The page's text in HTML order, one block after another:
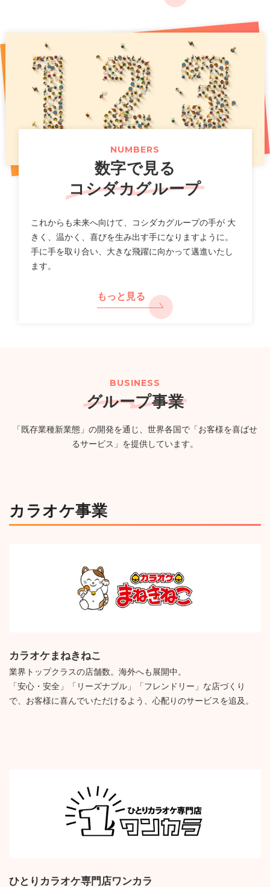
「令和８年熊本地震」義援金募金活動実施のお知らせ
（171KB）
2026年07月14日 PR
「カラオケまねきねこ」フィリピン出店に関するお知らせ
2026年07月10日 適時開示
2026年8月期第３四半期 決算補足説明資料
2026年07月10日 決算
2026年8月期 第３四半期決算短信〔日本基準〕(連結)
プレスリリース
現代人のストレスをカラオケで浄化 年末年始は “歌で厄祓
（891KB）
2025年11月07日 プレスリリース
新上位ブランド「カラオケ金のまねきねこ」で大人のカラ
一覧
ニュースリリース
【カラオケまねきねこ 千歳駅前店】8月7日17:00グランド
オープン！ 千歳駅出てすぐ！駅直下の好ロケーションで
お得な記念イベントも開催！
（661KB）
2026年07月31日 ニュースリリース
ンドオープン!札幌平岸エリアに新たなエンタメ空間が誕
生!
【カラオケまねきねこ 相模大野駅前店】 8 月 5 日 12:00
グランドオープン!プロ参戦のダーツイベントも開催!
（712KB）
ニュースリリース
【カラオケまねきねこ 古川台町店】7月30日 17:00 グラ
ンドオープン!おかしバーを宮城・大崎市初導入!来店する
NUMBERS
数字で見る
コシダカグループ
これからも未来へ向けて、コシダカグループの手が 大
きく、温かく、喜びを生み出す手になりますように。
手に手を取り合い、大きな飛躍に向かって邁進いたし
ます。
もっと見る
BUSINESS
グループ事業
「既存業種新業態」の開発を通じ、世界各国で「お客様を喜ばせ
るサービス」を提供しています。
カラオケ事業
カラオケまねきねこ
業界トップクラスの店舗数。海外へも展開中。
「安心・安全」「リーズナブル」「フレンドリー」な店づくり
で、お客様に喜んでいただけるよう、心配りのサービスを追及。
ひとりカラオケ専門店ワンカラ